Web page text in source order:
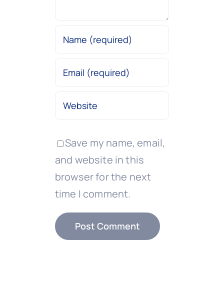
Save my name, email,
and website in this
browser for the next
time I comment.